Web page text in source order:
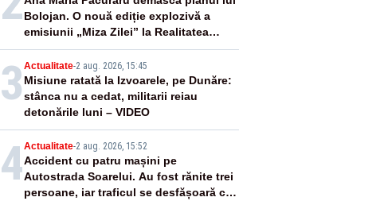
Bolojan. O nouă ediție explozivă a
emisiunii „Miza Zilei” la Realitatea
PLUS
3 Actualitate-2 aug. 2026, 15:45
Misiune ratată la Izvoarele, pe Dunăre:
stânca nu a cedat, militarii reiau
detonările luni – VIDEO
4Actualitate-2 aug. 2026, 15:52
Accident cu patru mașini pe
Autostrada Soarelui. Au fost rănite trei
persoane, iar traficul se desfășoară cu